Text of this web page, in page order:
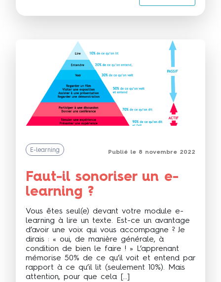
E-learning Publié le 8 novembre 2022
Faut-il sonoriser un e-
learning ?
Vous êtes seul(e) devant votre module e-
learning à lire un texte. Est-ce un avantage
d’avoir une voix qui vous accompagne ? Je
dirais : « oui, de manière générale, à
condition de bien le faire ! » L’apprenant
mémorise 50% de ce qu’il voit et entend par
rapport à ce qu’il lit (seulement 10%). Mais
attention, pour que cela […]